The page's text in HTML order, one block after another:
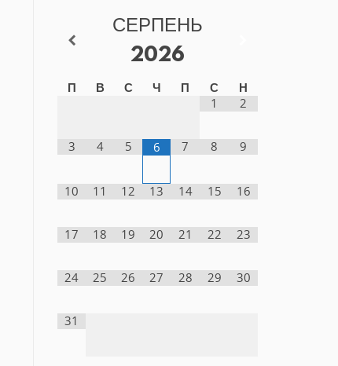
СЕРПЕНЬ
2026
П В С Ч П С
Н
1
2
3 4 5 6 7 8 9
10 11 12 13 14 15 16
17 18 19 20 21 22 23
24 25 26 27 28 29 30
31